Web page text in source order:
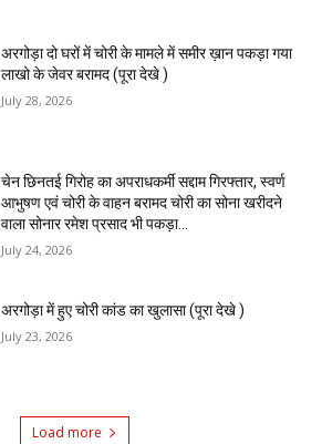
अरगोड़ा दो घरों में चोरी के मामले में समीर ख़ान पकड़ा गया
लाखो के जेवर बरामद (पूरा देखे )
July 28, 2026
चेन छिनतई गिरोह का अपराधकर्मी सद्दाम गिरफ्तार, स्वर्ण
आभुषण एवं चोरी के वाहन बरामद चोरी का सोना खरीदने
वाला सोनार रमेश प्रसाद भी पकड़ा...
July 24, 2026
अरगोड़ा में हुए चोरी कांड का खुलासा (पूरा देखे )
July 23, 2026
Load more